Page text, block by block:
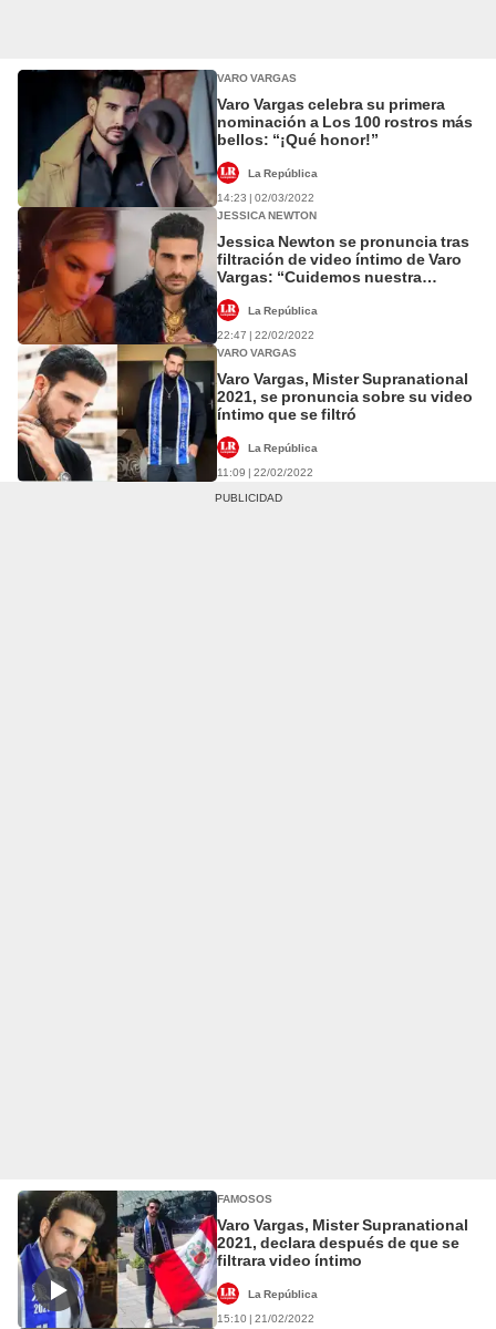
VARO VARGAS
Varo Vargas celebra su primera
nominación a Los 100 rostros más
bellos: “¡Qué honor!”
La República
14:23 | 02/03/2022
JESSICA NEWTON
Jessica Newton se pronuncia tras
filtración de video íntimo de Varo
Vargas: “Cuidemos nuestra
La República
22:47 | 22/02/2022
VARO VARGAS
Varo Vargas, Mister Supranational
2021, se pronuncia sobre su video
íntimo que se filtró
La República
11:09 | 22/02/2022
FAMOSOS
Varo Vargas, Mister Supranational
2021, declara después de que se
filtrara video íntimo
La República
15:10 | 21/02/2022